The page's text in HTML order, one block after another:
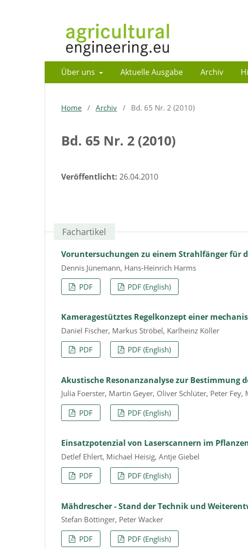
Über uns Aktuelle Ausgabe Archiv
Home / Archiv / Bd. 65 Nr. 2 (2010)
Bd. 65 Nr. 2 (2010)
Veröffentlicht:26.04.2010
Fachartikel
Voruntersuchungen zu einem Strahlfänger für
Dennis Jünemann, Hans-Heinrich Harms
PDF
PDF (English)
Kameragestütztes Regelkonzept einer
Daniel Fischer, Markus Ströbel, Karlheinz Köller
PDF
PDF (English)
Akustische Resonanzanalyse zur Bestimmung
Julia Foerster, Martin Geyer, Oliver Schlüter, Peter Fey,
PDF
PDF (English)
Einsatzpotenzial von Laserscannern im
Detlef Ehlert, Michael Heisig, Antje Giebel
PDF
PDF (English)
Mähdrescher - Stand der Technik und
Stefan Böttinger, Peter Wacker
PDF
PDF (English)